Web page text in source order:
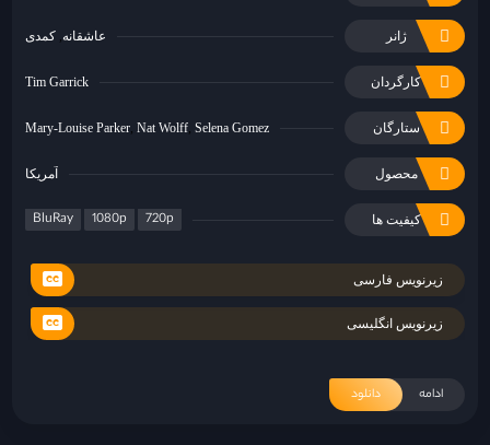
ژانر عاشقانه کمدی
کارگردان Tim Garrick
ستارگان Mary-Louise Parker Nat Wolff Selena Gomez
محصول آمریکا
کیفیت ها BluRay 1080p 720p
زیرنویس فارسی
زیرنویس انگلیسی
ادامه دانلود